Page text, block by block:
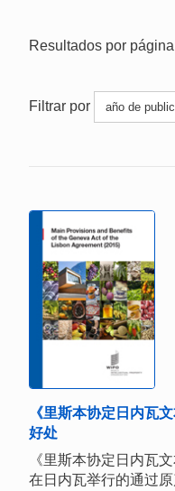
Resultados por página
Filtrar por
《里斯本协定日内瓦
好处
《里斯本协定日内瓦
在日内瓦举行的通过